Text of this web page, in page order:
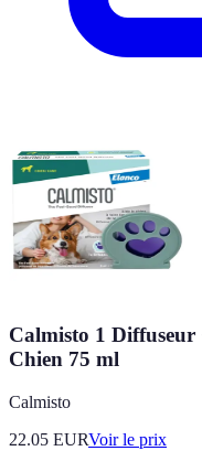
Calmisto 1 Diffuseur
Chien 75 ml
Calmisto
22.05 EURVoir le prix